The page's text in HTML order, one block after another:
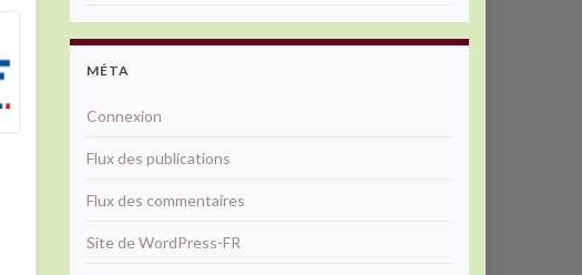
MÉTA
Connexion
Flux des publications
Flux des commentaires
Site de WordPress-FR